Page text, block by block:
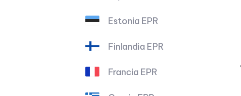
Estonia EPR
Finlandia EPR
Francia EPR